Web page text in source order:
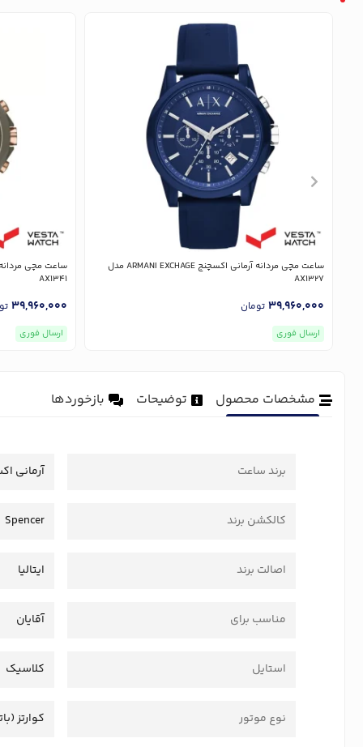
ساعت مچی مردانه آرمانی اکسچنج ARMANI EXCHAGE مدل
AX1327
39,960,000 تومان
ارسال فوری
AX1341
39,960,000
ارسال فوری
مشخصات محصول توضیحات بازخوردها
برند ساعت آرمانی
کالکشن برند Spencer
اصالت برند ایتالیا
مناسب برای آقایان
استایل کلاسیک
نوع موتور کوارتز